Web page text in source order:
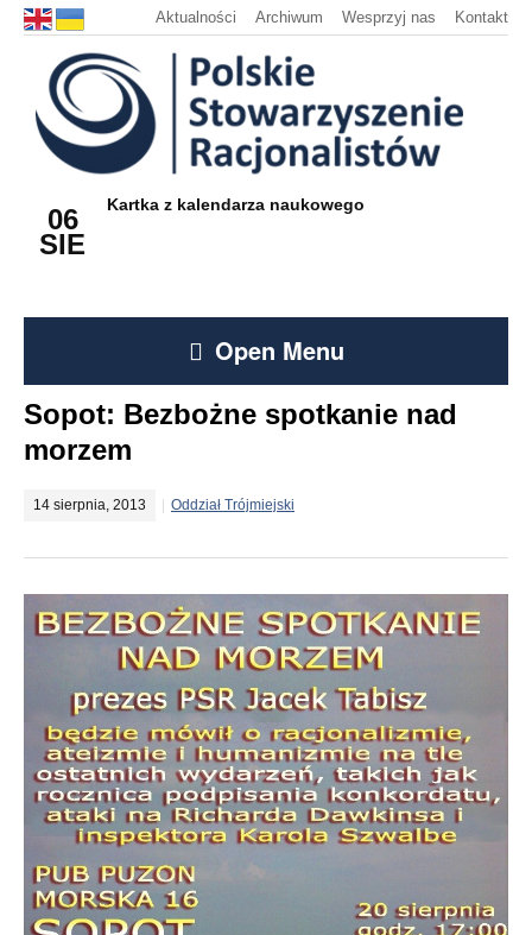
Aktualności Archiwum Wesprzyj nas Kontakt
06
SIE
Kartka z kalendarza naukowego
Open Menu
Sopot: Bezbożne spotkanie nad
morzem
14 sierpnia, 2013 Oddział Trójmiejski